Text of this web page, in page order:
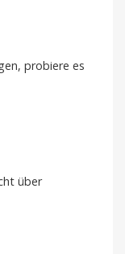
probiere es
über